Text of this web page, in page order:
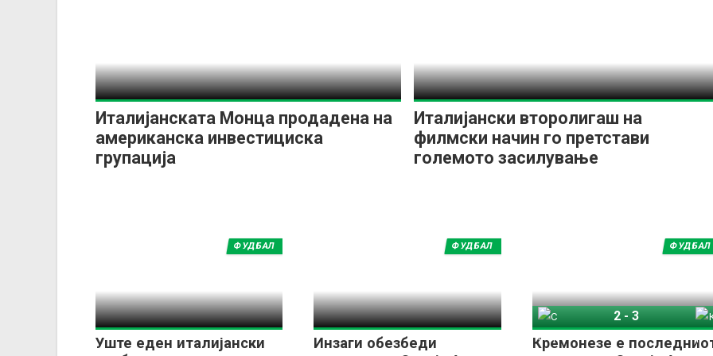
Италијанската Монца продадена на
американска инвестициска
групација
Италијански второлигаш на
филмски начин го претстави
големото засилување
Уште еден италијански
ФУДБАЛ
Инзаги обезбеди
ФУДБАЛ
Кремонезе е
ФУДБАЛ
2-3